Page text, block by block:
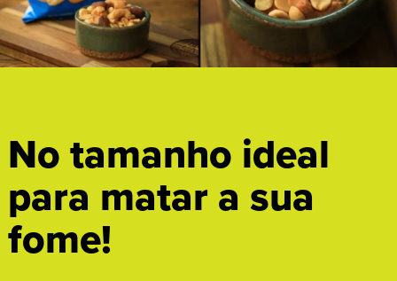
No tamanho ideal
para matar a sua
fome!